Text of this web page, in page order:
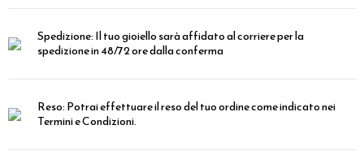
Spedizione:Il tuo gioiello sarà affidato al corriere per la
spedizione in 48/72 ore dalla conferma
Reso:Potrai effettuare il reso del tuo ordine come indicato nei
Termini e Condizioni.